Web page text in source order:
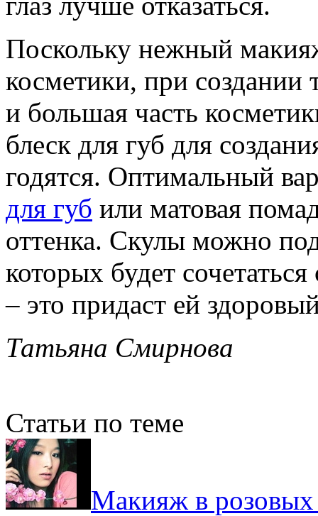
Поскольку нежный
косметики, при создании
и большая часть
блеск для губ для
годятся. Оптимальный
для губ или матовая
оттенка. Скулы можно
которых будет
– это придаст ей
Татьяна Смирнова
Статьи по теме
Макияж в розовых